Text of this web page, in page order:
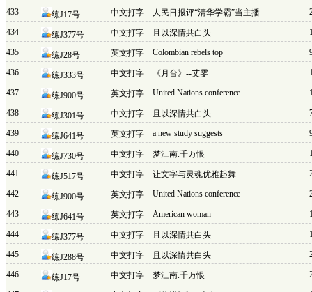
433 练J17号 中文打字 人民日报评“清华学霸”当主播
434 练J377号 中文打字 且以深情共白头
435 练J28号 英文打字 Colombian rebels top
436 练J333号 中文打字 《月台》--艾雯
437 练J900号 英文打字 United Nations conference
438 练J301号 中文打字 且以深情共白头
439 练J641号 英文打字 a new study suggests
440 练J730号 中文打字 梦江南.千万恨
441 练J517号 中文打字 让文字与灵魂优雅起舞
442 练J900号 英文打字 United Nations conference
443 练J641号 英文打字 American woman
444 练J377号 中文打字 且以深情共白头
445 练J288号 中文打字 且以深情共白头
446 练J17号 中文打字 梦江南.千万恨